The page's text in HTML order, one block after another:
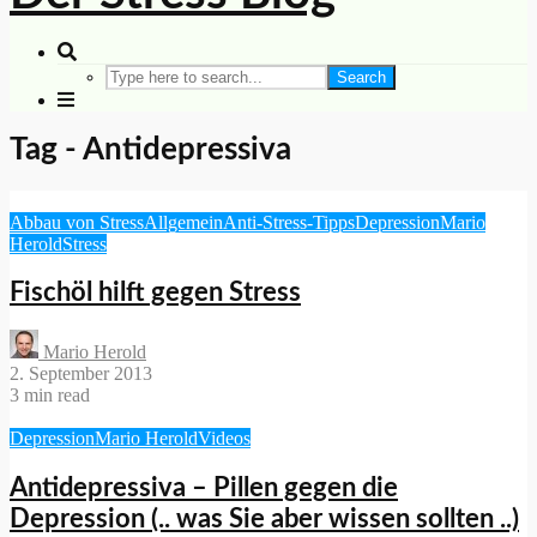
Search
Tag - Antidepressiva
Abbau von StressAllgemeinAnti-Stress-TippsDepressionMario
HeroldStress
Fischöl hilft gegen Stress
Mario Herold
2. September 2013
3 min read
DepressionMario HeroldVideos
Antidepressiva – Pillen gegen die
Depression (.. was Sie aber wissen sollten ..)